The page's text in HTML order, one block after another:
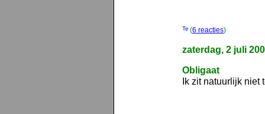
(6 reacties)
zaterdag, 2 juli
Obligaat
Ik zit natuurlijk niet